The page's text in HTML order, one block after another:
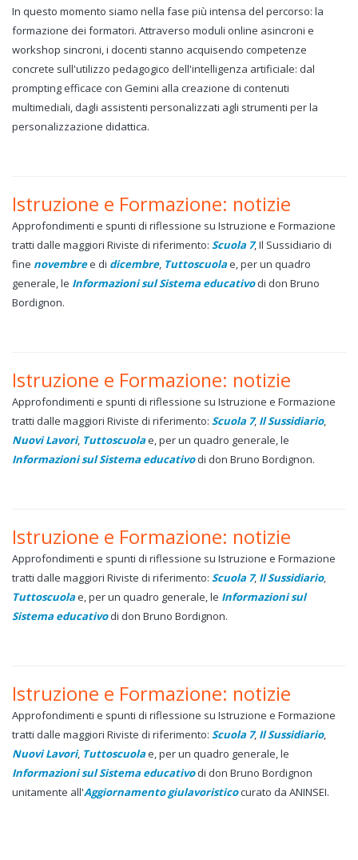
In questo momento siamo nella fase più intensa del percorso: la
formazione dei formatori. Attraverso moduli online asincroni e
workshop sincroni, i docenti stanno acquisendo competenze
concrete sull'utilizzo pedagogico dell'intelligenza artificiale: dal
prompting efficace con Gemini alla creazione di contenuti
multimediali, dagli assistenti personalizzati agli strumenti per la
personalizzazione didattica.
Istruzione e Formazione: notizie
Approfondimenti e spunti di riflessione su Istruzione e Formazione
tratti dalle maggiori Riviste di riferimento: Scuola 7, Il Sussidiario di
fine novembree di dicembre, Tuttoscuolae, per un quadro
generale, le Informazioni sul Sistema educativodi don Bruno
Bordignon.
Istruzione e Formazione: notizie
Approfondimenti e spunti di riflessione su Istruzione e Formazione
tratti dalle maggiori Riviste di riferimento: Scuola 7, Il Sussidiario,
Nuovi Lavori, Tuttoscuolae, per un quadro generale, le
Informazioni sul Sistema educativodi don Bruno Bordignon.
Istruzione e Formazione: notizie
Approfondimenti e spunti di riflessione su Istruzione e Formazione
tratti dalle maggiori Riviste di riferimento: Scuola 7, Il Sussidiario,
Tuttoscuolae, per un quadro generale, le Informazioni sul
Sistema educativodi don Bruno Bordignon.
Istruzione e Formazione: notizie
Approfondimenti e spunti di riflessione su Istruzione e Formazione
tratti dalle maggiori Riviste di riferimento: Scuola 7, Il Sussidiario,
Nuovi Lavori, Tuttoscuolae, per un quadro generale, le
Informazioni sul Sistema educativodi don Bruno Bordignon
unitamente all'Aggiornamento giulavoristicocurato da ANINSEI.